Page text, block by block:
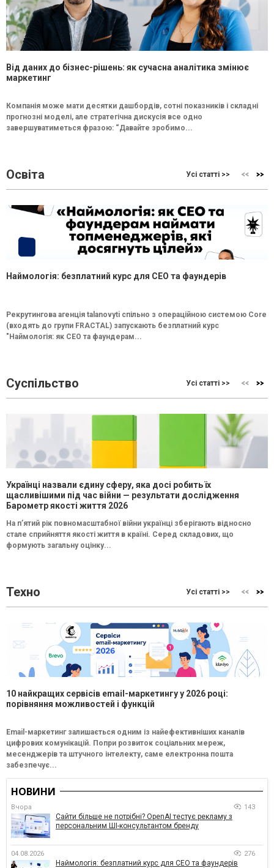
Від даних до бізнес-рішень: як сучасна аналітика змінює
маркетинг
Компанія може мати десятки дашбордів, сотні показників і складні
прогнозні моделі, але стратегічна дискусія все одно
завершуватиметься фразою: “Давайте зробимо...
Освіта Усі статті >>
Наймологія: безплатний курс для CEO та фаундерів
Рекрутингова агенція talanovyti спільно з операційною системою Core
(входять до групи FRACTAL) запускають безплатний курс
"Наймологія: як СEO та фаундерам...
Суспільство Усі статті >>
Українці назвали єдину сферу, яка досі робить їх
щасливішими під час війни — результати дослідження
Барометр якості життя 2026
На п’ятий рік повномасштабної війни українці зберігають відносно
стале сприйняття якості життя в країні. Серед складових, що
формують загальну оцінку...
Техно Усі статті >>
10 найкращих сервісів email-маркетингу у 2026 році:
порівняння можливостей і функцій
Email-маркетинг залишається одним із найефективніших каналів
цифрових комунікацій. Попри розвиток соціальних мереж,
месенджерів та штучного інтелекту, саме електронна пошта
забезпечує...
НОВИНИ
Вчора 143
Сайти більше не потрібні? OpenAI тестує рекламу з
персональним ШІ-консультантом бренду
04.08.2026 276
Наймологія: безплатний курс для CEO та фаундерів